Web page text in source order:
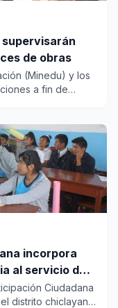
de obras
(Minedu) y los
a fin de
incorpora
al servicio de
Ciudadana
distrito chiclayano